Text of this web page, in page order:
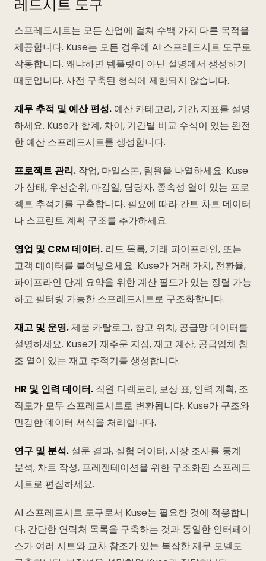
레드시트 도구
스프레드시트는 모든 산업에 걸쳐 수백 가지 다른 목적을
제공합니다. Kuse는 모든 경우에 AI 스프레드시트 도구로
작동합니다. 왜냐하면 템플릿이 아닌 설명에서 생성하기
때문입니다. 사전 구축된 형식에 제한되지 않습니다.
재무 추적 및 예산 편성. 예산 카테고리, 기간, 지표를 설명
하세요. Kuse가 합계, 차이, 기간별 비교 수식이 있는 완전
한 예산 스프레드시트를 생성합니다.
프로젝트 관리. 작업, 마일스톤, 팀원을 나열하세요. Kuse
가 상태, 우선순위, 마감일, 담당자, 종속성 열이 있는 프로
젝트 추적기를 구축합니다. 필요에 따라 간트 차트 데이터
나 스프린트 계획 구조를 추가하세요.
영업 및 CRM 데이터. 리드 목록, 거래 파이프라인, 또는
고객 데이터를 붙여넣으세요. Kuse가 거래 가치, 전환율,
파이프라인 단계 요약을 위한 계산 필드가 있는 정렬 가능
하고 필터링 가능한 스프레드시트로 구조화합니다.
재고 및 운영.제품 카탈로그, 창고 위치, 공급망 데이터를
설명하세요. Kuse가 재주문 지점, 재고 계산, 공급업체 참
조 열이 있는 재고 추적기를 생성합니다.
HR 및 인력 데이터. 직원 디렉토리, 보상 표, 인력 계획, 조
직도가 모두 스프레드시트로 변환됩니다. Kuse가 구조와
민감한 데이터 서식을 처리합니다.
연구 및 분석. 설문 결과, 실험 데이터, 시장 조사를 통계
분석, 차트 작성, 프레젠테이션을 위한 구조화된 스프레드
시트로 편집하세요.
AI 스프레드시트 도구로서 Kuse는 필요한 것에 적응합니
다. 간단한 연락처 목록을 구축하는 것과 동일한 인터페이
스가 여러 시트와 교차 참조가 있는 복잡한 재무 모델도